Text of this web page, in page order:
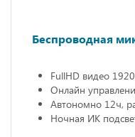
Беспроводная
FullHD видео
Онлайн
Автономно 12ч,
Ночная ИК